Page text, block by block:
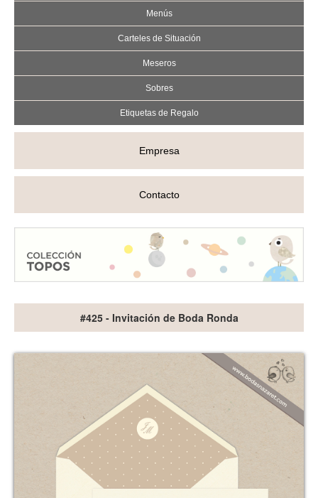
Menús
Carteles de Situación
Meseros
Sobres
Etiquetas de Regalo
Empresa
Contacto
#425 - Invitación de Boda Ronda